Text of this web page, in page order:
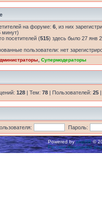
на форуме: 6 , из них
минут)
посетителей (515) здесь было 27 янв
пользователи: нет
Супермодераторы
128 | Тем: 78 | Пользователей: 25
Пароль:
Powered byphpBB©
Русская поддержка